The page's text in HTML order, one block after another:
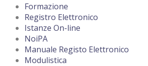
Formazione
Registro Elettronico
Istanze On-line
NoiPA
Manuale Registo Elettronico
Modulistica